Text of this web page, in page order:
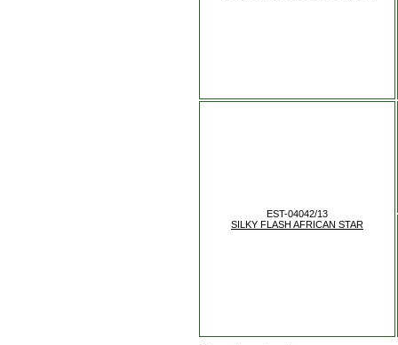
EST-04042/13
SILKY FLASH AFRICAN STAR